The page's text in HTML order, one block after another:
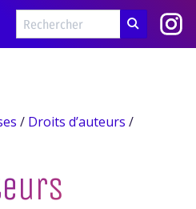
/ Droits d’auteurs /